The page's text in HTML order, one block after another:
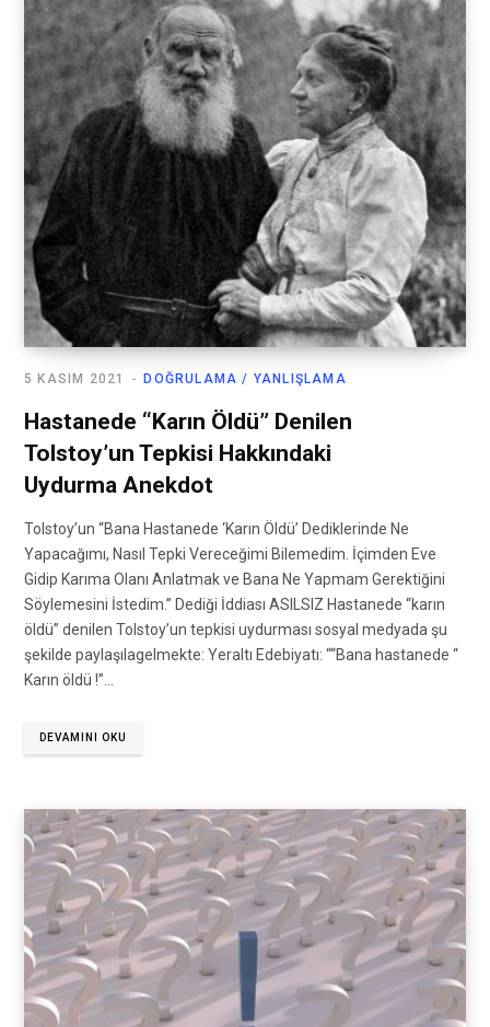
DOĞRULAMA / YANLIŞLAMA
5 KASIM 2021
Hastanede “Karın Öldü” Denilen
Tolstoy’un Tepkisi Hakkındaki
Uydurma Anekdot
Tolstoy’un “Bana Hastanede ‘Karın Öldü’ Dediklerinde Ne
Yapacağımı, Nasıl Tepki Vereceğimi Bilemedim. İçimden Eve
Gidip Karıma Olanı Anlatmak ve Bana Ne Yapmam Gerektiğini
Söylemesini İstedim.” Dediği İddiası ASILSIZ Hastanede “karın
öldü” denilen Tolstoy’un tepkisi uydurması sosyal medyada şu
şekilde paylaşılagelmekte: Yeraltı Edebiyatı: ““Bana hastanede “
Karın öldü !”…
DEVAMINI OKU